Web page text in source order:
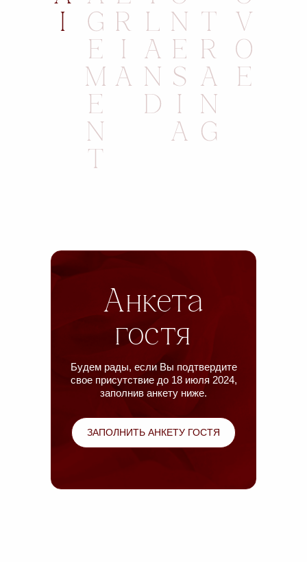
Анкета
гостя
Будем рады, если Вы подтвердите
свое присутствие до 18 июля 2024,
заполнив анкету ниже.
ЗАПОЛНИТЬ АНКЕТУ ГОСТЯ